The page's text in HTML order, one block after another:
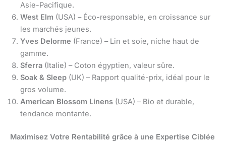
Asie-Pacifique.
West Elm (USA) – Éco-responsable, en croissance sur
les marchés jeunes.
Yves Delorme (France) – Lin et soie, niche haut de
gamme.
Sferra (Italie) – Coton égyptien, valeur sûre.
Soak & Sleep (UK) – Rapport qualité-prix, idéal pour le
gros volume.
American Blossom Linens (USA) – Bio et durable,
tendance montante.
Maximisez Votre Rentabilité grâce à une Expertise Ciblée